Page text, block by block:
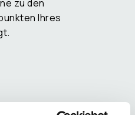
zu den
Ihres